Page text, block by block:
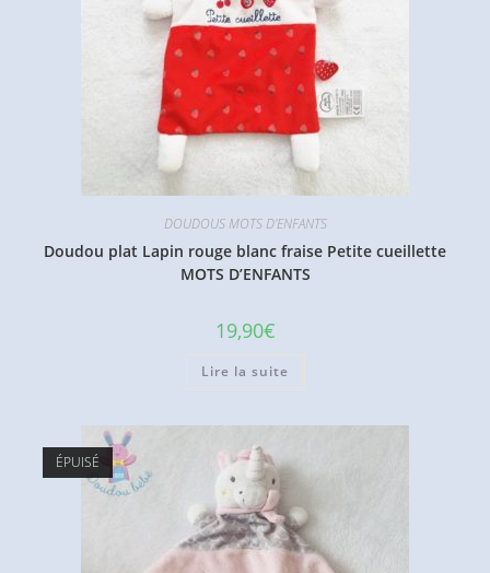
DOUDOUS MOTS D'ENFANTS
Doudou plat Lapin rouge blanc fraise Petite cueillette
MOTS D’ENFANTS
19,90€
Lire la suite
ÉPUISÉ